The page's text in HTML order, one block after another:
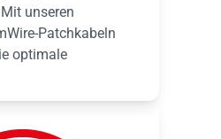
unseren
Patchkabeln
optimale